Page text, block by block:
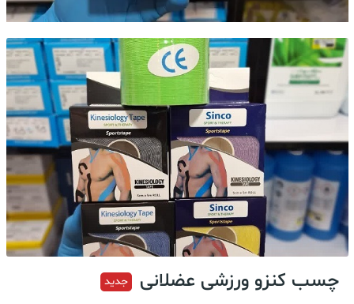
چسب کنزو ورزشی عضلانی جدید